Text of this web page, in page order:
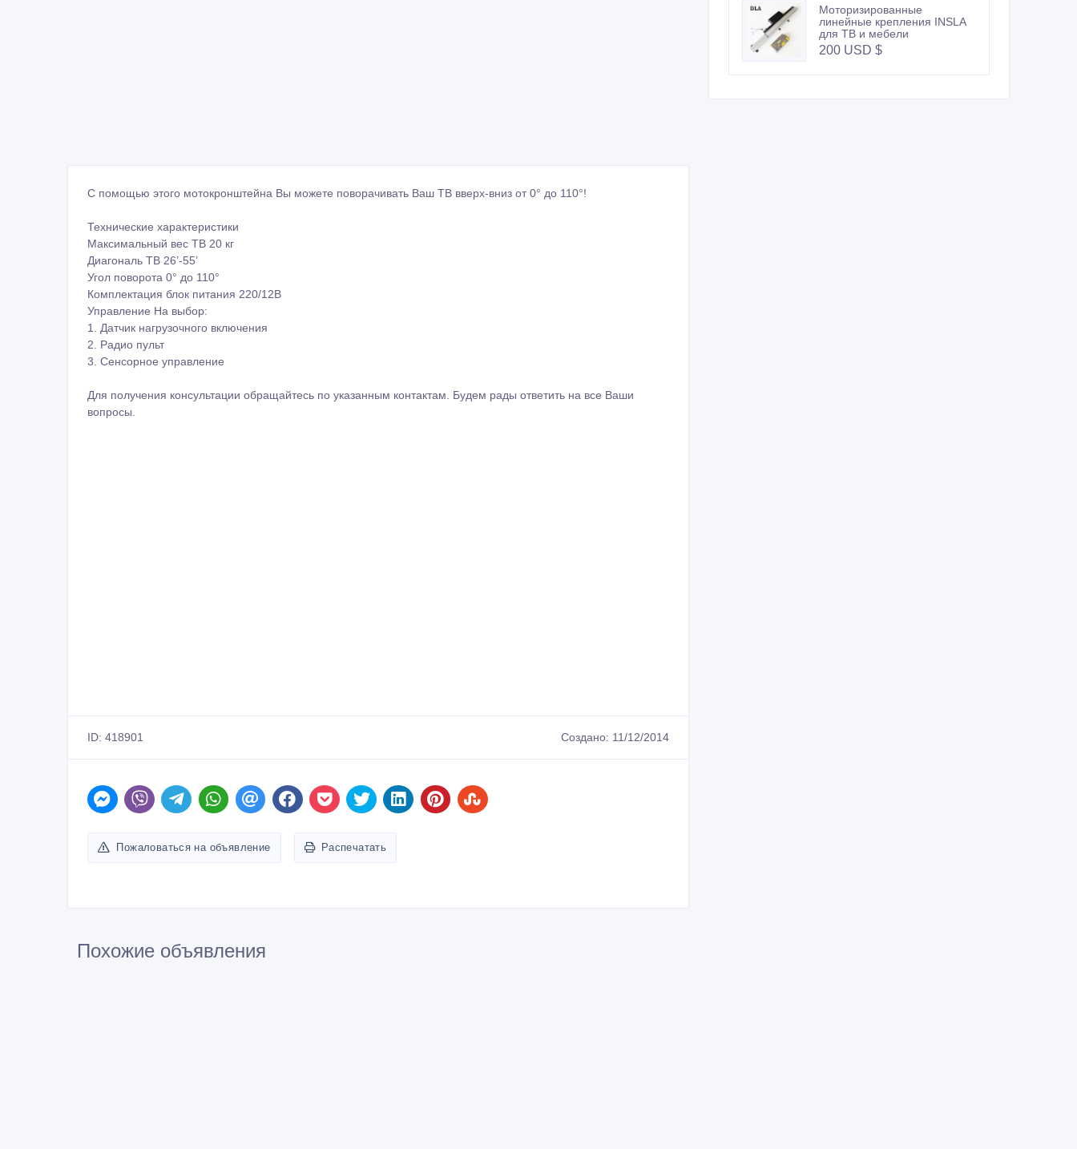
С помощью этого мотокронштейна Вы можете поворачивать Ваш ТВ вверх-вниз от 0° до 110°!
Технические характеристики
Максимальный вес ТВ 20 кг
Диагональ ТВ 26’-55’
Угол поворота 0° до 110°
Комплектация блок питания 220/12В
Управление На выбор:
1. Датчик нагрузочного включения
2. Радио пульт
3. Сенсорное управление
Для получения консультации обращайтесь по указанным контактам. Будем рады ответить на все Ваши
вопросы.
ID: 418901 Создано: 11/12/2014
Пожаловаться на объявление Распечатать
Моторизированные
линейные крепления INSLA
для ТВ и мебели
200 USD $
Похожие объявления